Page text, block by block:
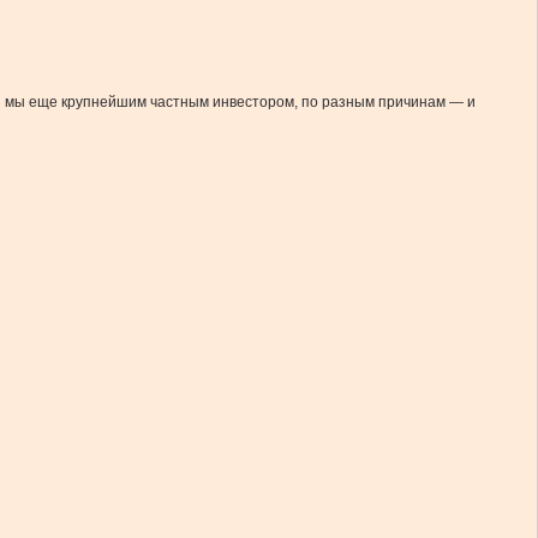
мы еще крупнейшим частным инвестором, по разным причинам — и